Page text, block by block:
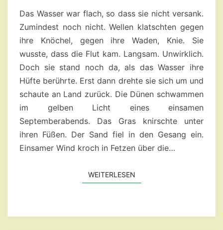
Das Wasser war flach, so dass sie nicht versank.
Zumindest noch nicht. Wellen klatschten gegen
ihre Knöchel, gegen ihre Waden, Knie. Sie
wusste, dass die Flut kam. Langsam. Unwirklich.
Doch sie stand noch da, als das Wasser ihre
Hüfte berührte. Erst dann drehte sie sich um und
schaute an Land zurück. Die Dünen schwammen
im gelben Licht eines einsamen
Septemberabends. Das Gras knirschte unter
ihren Füßen. Der Sand fiel in den Gesang ein.
Einsamer Wind kroch in Fetzen über die…
WEITERLESENWEITERLESEN